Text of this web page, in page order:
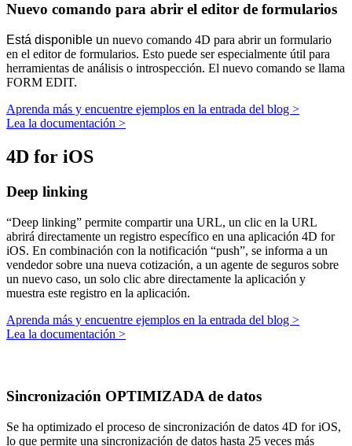
Nuevo comando para abrir el editor de formularios
Está disponible un nuevo comando 4D para abrir un formulario
en el editor de formularios. Esto puede ser especialmente útil para
herramientas de análisis o introspección. El nuevo comando se llama
FORM EDIT.
Aprenda más y encuentre ejemplos en la entrada del blog >
Lea la documentación >
4D for iOS
Deep linking
“Deep linking” permite compartir una URL, un clic en la URL
abrirá directamente un registro específico en una aplicación 4D for
iOS. En combinación con la notificación “push”, se informa a un
vendedor sobre una nueva cotización, a un agente de seguros sobre
un nuevo caso, un solo clic abre directamente la aplicación y
muestra este registro en la aplicación.
Aprenda más y encuentre ejemplos en la entrada del blog >
Lea la documentación >
Sincronización OPTIMIZADA de datos
Se ha optimizado el proceso de sincronización de datos 4D for iOS,
lo que permite una sincronización de datos hasta 25 veces más